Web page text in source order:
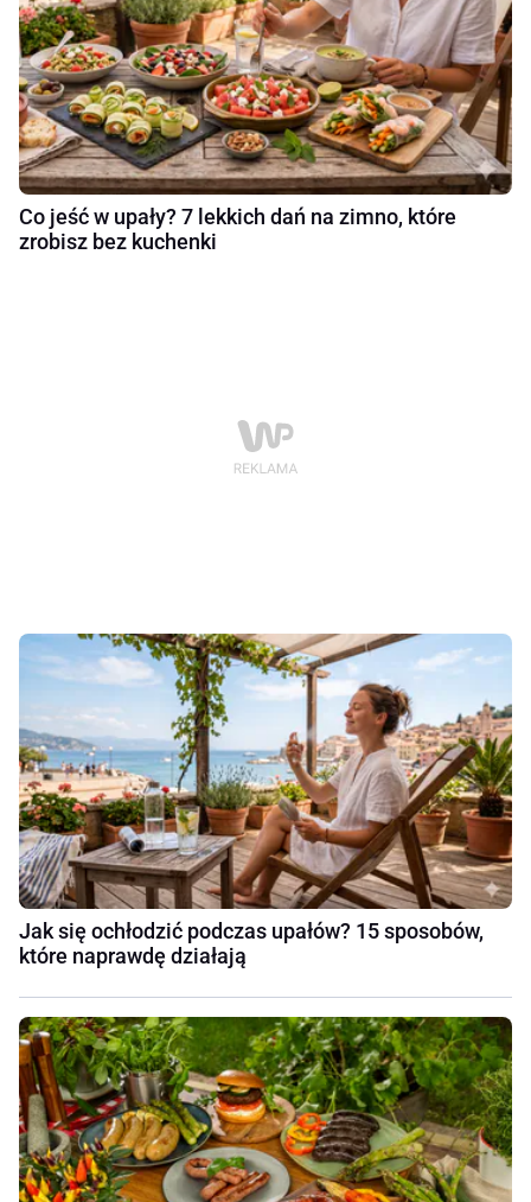
Co jeść w upały? 7 lekkich dań na zimno, które
zrobisz bez kuchenki
Jak się ochłodzić podczas upałów? 15 sposobów,
które naprawdę działają